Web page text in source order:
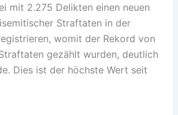
mit 2.275 Delikten einen neuen
Straftaten in der
womit der Rekord von
gezählt wurden, deutlich
Dies ist der höchste Wert seit